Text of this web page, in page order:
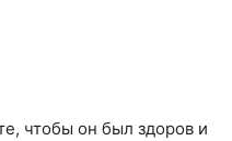
чтобы он был здоров и